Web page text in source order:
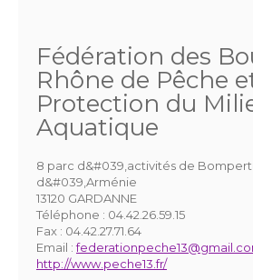
Fédération des
Rhône de Pêche
Protection du
Aquatique
8 parc d&#039,activités de
d&#039,Arménie
13120 GARDANNE
Téléphone : 04.42.26.59.15
Fax : 04.42.27.71.64
Email :
http://www.peche13.fr/